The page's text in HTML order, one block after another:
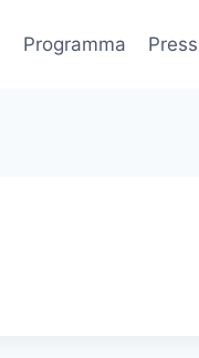
Programma Press